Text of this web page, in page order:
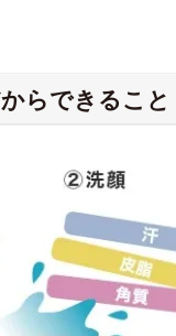
らできること